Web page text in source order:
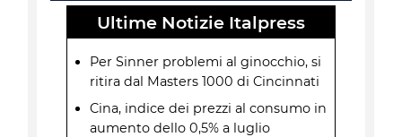
Ultime Notizie Italpress
Per Sinner problemi al ginocchio, si
ritira dal Masters 1000 di Cincinnati
Cina, indice dei prezzi al consumo in
aumento dello 0,5% a luglio